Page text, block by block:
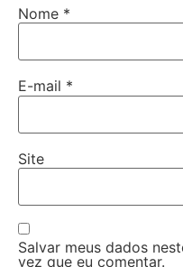
Nome *
E-mail *
Site
Salvar meus dados
vez que eu comentar.